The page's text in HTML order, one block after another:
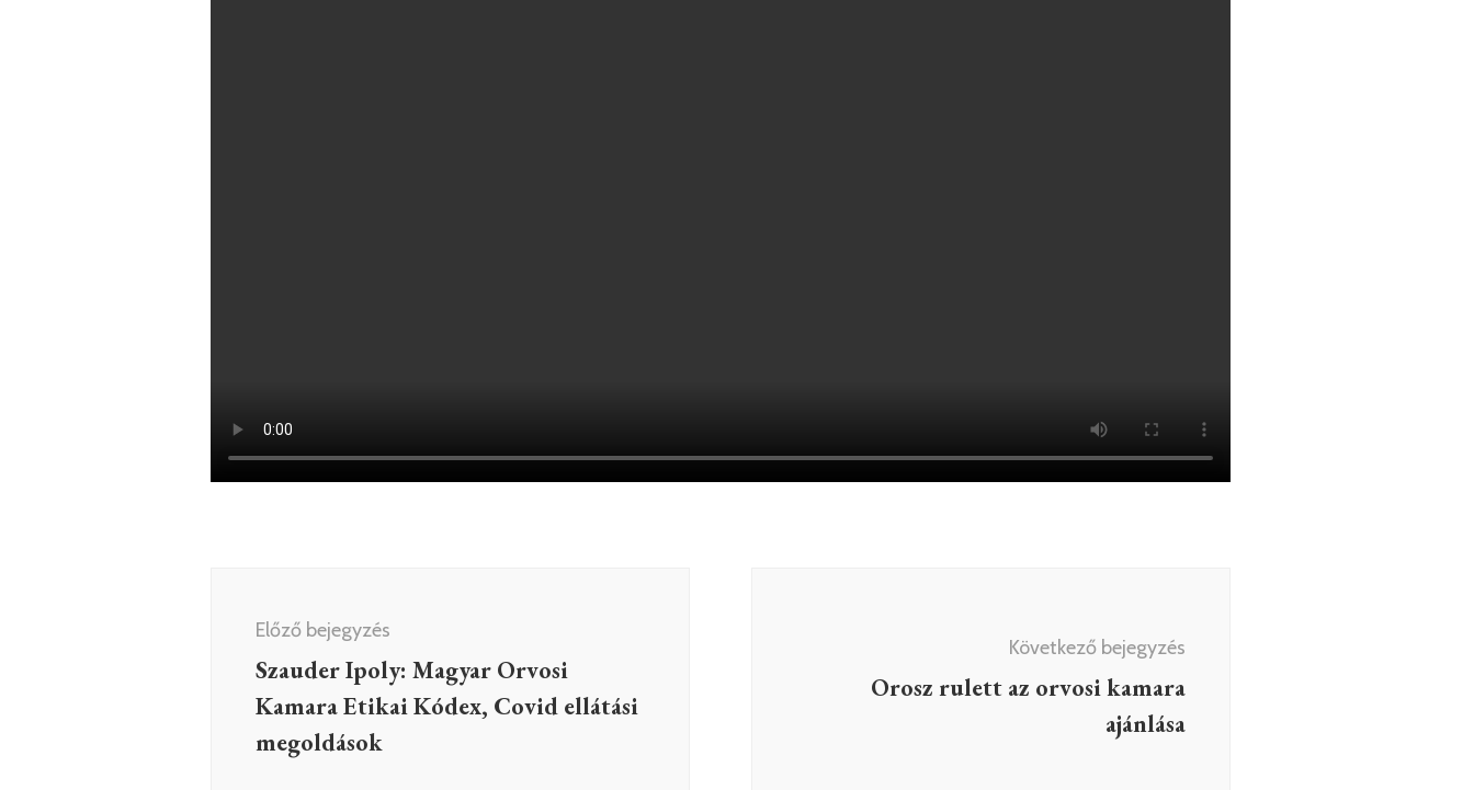
navigáció
Előző bejegyzés
Szauder Ipoly: Magyar Orvosi
Kamara Etikai Kódex, Covid ellátási
megoldások
Következő bejegyzés
Orosz rulett az orvosi kamara
ajánlása